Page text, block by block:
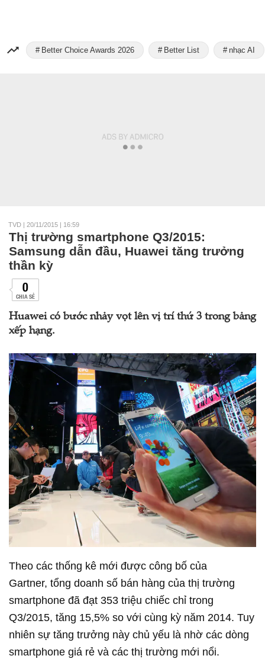
Better Choice Awards 2026 Better List nhạc AI
TVD | 20/11/2015 | 16:59
Thị trường smartphone Q3/2015:
Samsung dẫn đầu, Huawei tăng trưởng
thần kỳ
0
CHIA SẺ
Huawei có bước nhảy vọt lên vị trí thứ 3 trong bảng
xếp hạng.
Theo các thống kê mới được công bố của
Gartner, tổng doanh số bán hàng của thị trường
smartphone đã đạt 353 triệu chiếc chỉ trong
Q3/2015, tăng 15,5% so với cùng kỳ năm 2014. Tuy
nhiên sự tăng trưởng này chủ yếu là nhờ các dòng
smartphone giá rẻ và các thị trường mới nổi.